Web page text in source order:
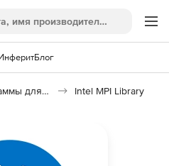
Блог
Программы для разработки ПО Intel MPI Library